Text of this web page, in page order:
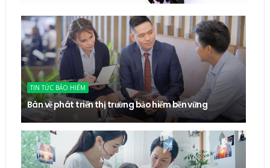
TIN TỨC BẢO HIỂM
Bàn về phát triển thị trường bảo hiểm bền vững